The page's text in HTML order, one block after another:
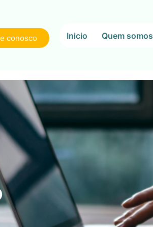
conosco Inicio Quem somos